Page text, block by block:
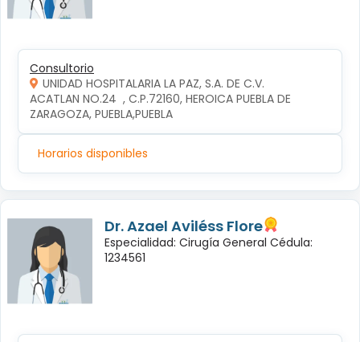
Consultorio
UNIDAD HOSPITALARIA LA PAZ, S.A. DE C.V.
ACATLAN NO.24  , C.P.72160, HEROICA PUEBLA DE
ZARAGOZA, PUEBLA,PUEBLA
Horarios disponibles
Dr. Azael Aviléss Flore
Especialidad: Cirugía General Cédula:
1234561